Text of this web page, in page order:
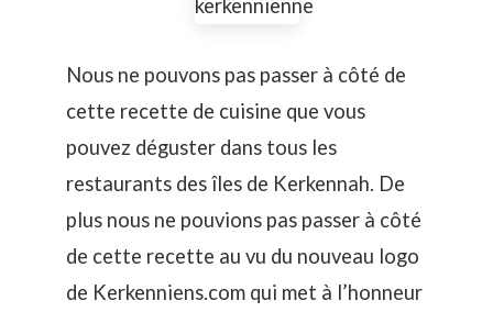
Nous ne pouvons pas passer à côté de
cette recette de cuisine que vous
pouvez déguster dans tous les
restaurants des îles de Kerkennah. De
plus nous ne pouvions pas passer à côté
de cette recette au vu du nouveau logo
de Kerkenniens.com qui met à l’honneur